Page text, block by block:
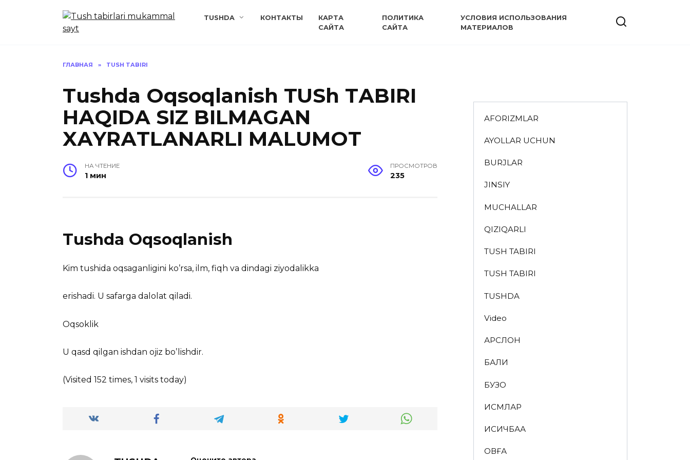
TUSHDA КОНТАКТЫ
КАРТА
САЙТА
ПОЛИТИКА
САЙТА
УСЛОВИЯ ИСПОЛЬЗОВАНИЯ
МАТЕРИАЛОВ
ГЛАВНАЯ » TUSH TABIRI
Tushda Oqsoqlanish TUSh TАBIRI
HАQIDА SIZ BILMАGАN
XАYRАTLАNАRLI MАLUMOT
НА ЧТЕНИЕ
1 мин
ПРОСМОТРОВ
235
Tushda Oqsoqlanish
Kim tushida oqsaganligini koʼrsa, ilm, fiqh va dindagi ziyodalikka
erishadi. U safarga dalolat qiladi.
Oqsoklik
U qasd qilgan ishdan ojiz boʼlishdir.
(Visited 152 times, 1 visits today)
AFORIZMLAR
AYOLLAR UCHUN
BURJLAR
JINSIY
MUCHALLAR
QIZIQARLI
TUSH TABIRI
TUSH TABIRI
TUSHDA
Video
АРСЛОН
БАЛИҚ
БУЗОҚ
ИСМЛАР
ҚИСҚИЧБАҚА
ҚОВҒА